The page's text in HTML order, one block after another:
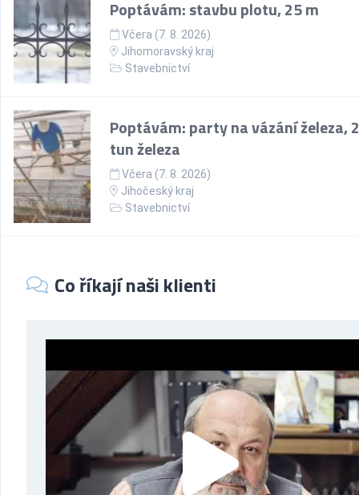
Poptávám: stavbu plotu, 25 m
Včera (7. 8. 2026)
Jihomoravský kraj
Stavebnictví
Poptávám: party na vázání železa,
tun železa
Včera (7. 8. 2026)
Jihočeský kraj
Stavebnictví
Co říkají naši klienti